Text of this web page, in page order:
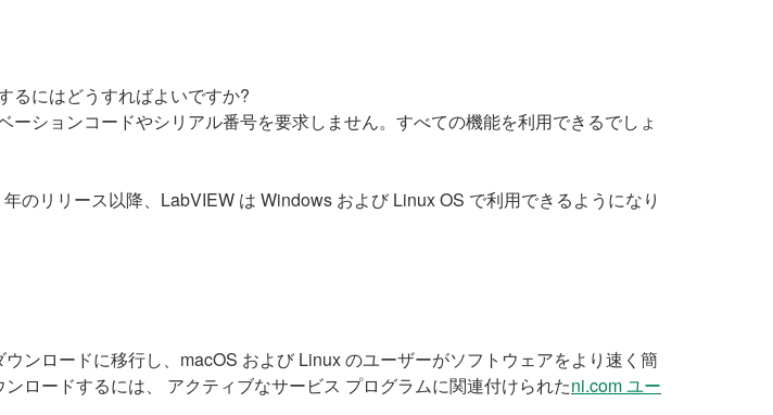
るにはどうすればよいですか?
ションコードやシリアル番号を要求しません。すべての機能を利用できるでしょ
のリリース以降、LabVIEW は Windows および Linux OS で利用できるようになり
ンロードに移行し、macOS および Linux のユーザーがソフトウェアをより速く簡
ロードするには、 アクティブなサービス プログラムに関連付けられたni.com ユー